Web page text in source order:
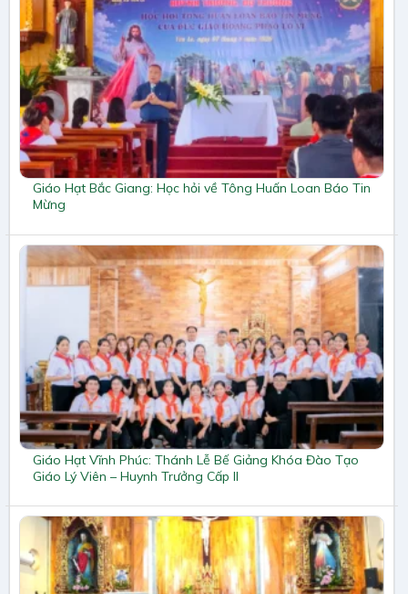
Giáo Hạt Bắc Giang: Học hỏi về Tông Huấn Loan Báo Tin
Mừng
Giáo Hạt Vĩnh Phúc: Thánh Lễ Bế Giảng Khóa Đào Tạo
Giáo Lý Viên – Huynh Trưởng Cấp II